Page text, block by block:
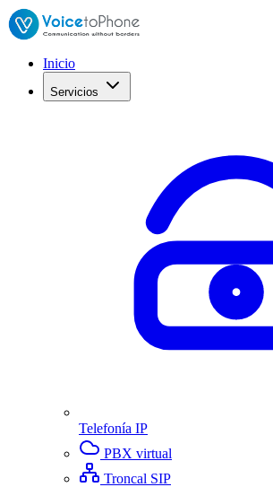
Inicio
Servicios
Telefonía IP
PBX virtual
Troncal SIP